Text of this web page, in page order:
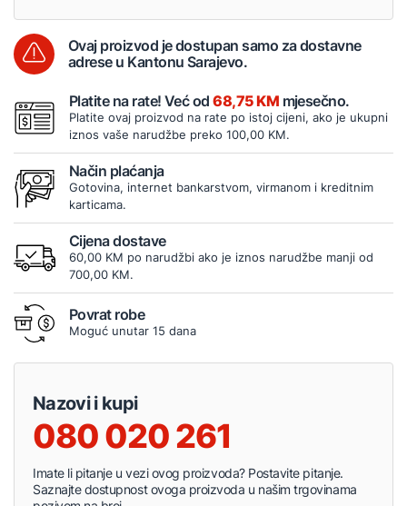
Ovaj proizvod je dostupan samo za dostavne
adrese u Kantonu Sarajevo.
Platite na rate! Već od68,75 KM mjesečno.
Platite ovaj proizvod na rate po istoj cijeni, ako je ukupni
iznos vaše narudžbe preko 100,00 KM.
Način plaćanja
Gotovina, internet bankarstvom, virmanom i kreditnim
karticama.
Cijena dostave
60,00 KM po narudžbi ako je iznos narudžbe manji od
700,00 KM.
Povrat robe
Moguć unutar 15 dana
Nazovi i kupi
080 020 261
Imate li pitanje u vezi ovog proizvoda? Postavite pitanje.
Saznajte dostupnost ovoga proizvoda u našim trgovinama